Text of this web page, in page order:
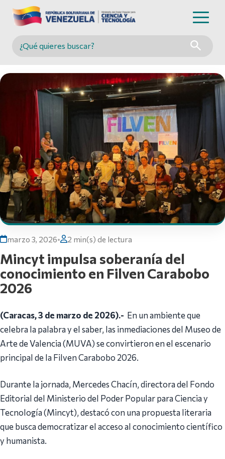
Buscar en MINCYT
marzo 3, 2026• 2 min(s) de lectura
Mincyt impulsa soberanía del
conocimiento en Filven Carabobo
2026
(Caracas, 3 de marzo de 2026).- En un ambiente que
celebra la palabra y el saber, las inmediaciones del Museo de
Arte de Valencia (MUVA) se convirtieron en el escenario
principal de la Filven Carabobo 2026.
Durante la jornada, Mercedes Chacín, directora del Fondo
Editorial del Ministerio del Poder Popular para Ciencia y
Tecnología (Mincyt), destacó con una propuesta literaria
que busca democratizar el acceso al conocimiento científico
y humanista.